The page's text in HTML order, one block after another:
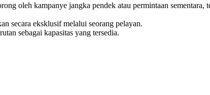
oleh kampanye jangka pendek atau permintaan sementara,
secara eksklusif melalui seorang pelayan.
sebagai kapasitas yang tersedia.